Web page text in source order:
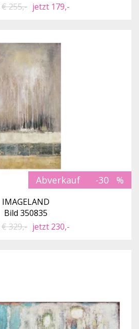
€ 255,- jetzt 179,-
Abverkauf -30
IMAGELAND
Bild 350835
€ 329,- jetzt 230,-